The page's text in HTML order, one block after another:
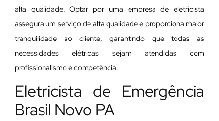
alta qualidade. Optar por uma empresa de eletricista
assegura um serviço de alta qualidade e proporciona maior
tranquilidade ao cliente, garantindo que todas as
necessidades elétricas sejam atendidas com
profissionalismo e competência.
Eletricista de Emergência
Brasil Novo PA